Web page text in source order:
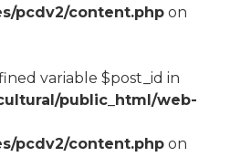
pcdv2/content.phpon
variable $post_id in
public_html/web-
pcdv2/content.phpon